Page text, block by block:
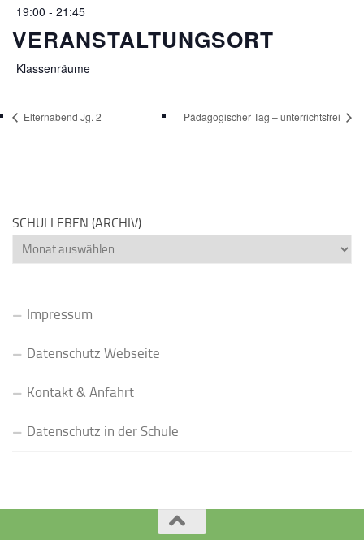
19:00 - 21:45
VERANSTALTUNGSORT
Klassenräume
Elternabend Jg. 2 Pädagogischer Tag – unterrichtsfrei
SCHULLEBEN (ARCHIV)
Schulleben
(Archiv)
Impressum
Datenschutz Webseite
Kontakt & Anfahrt
Datenschutz in der Schule